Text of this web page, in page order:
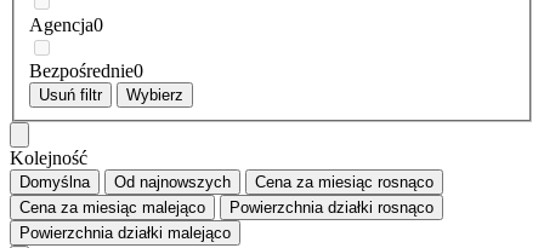
Agencja0
Bezpośrednie0
Usuń filtr Wybierz
Kolejność
Domyślna Od najnowszych Cena za miesiąc rosnąco
Cena za miesiąc malejąco Powierzchnia działki rosnąco
Powierzchnia działki malejąco